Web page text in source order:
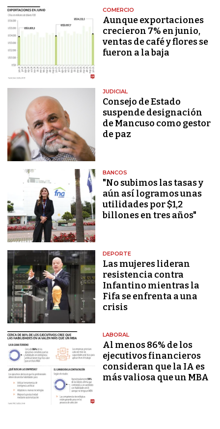
COMERCIO
Aunque exportaciones
crecieron 7% en junio,
ventas de café y flores se
fueron a la baja
JUDICIAL
Consejo de Estado
suspende designación
de Mancuso como gestor
de paz
BANCOS
"No subimos las tasas y
aún así logramos unas
utilidades por $1,2
billones en tres años"
DEPORTE
Las mujeres lideran
resistencia contra
Infantino mientras la
Fifa se enfrenta a una
crisis
LABORAL
Al menos 86% de los
ejecutivos financieros
consideran que la IA es
más valiosa que un MBA